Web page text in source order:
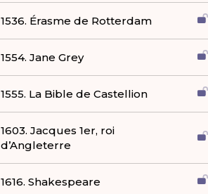
1536. Érasme de Rotterdam
1554. Jane Grey
1555. La Bible de Castellion
1603. Jacques 1er, roi
d’Angleterre
1616. Shakespeare